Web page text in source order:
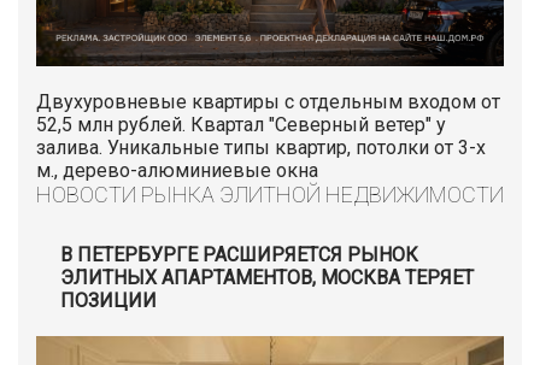
Двухуровневые квартиры с отдельным входом от
52,5 млн рублей. Квартал "Северный ветер" у
залива. Уникальные типы квартир, потолки от 3-х
м., дерево-алюминиевые окна
НОВОСТИ РЫНКА ЭЛИТНОЙ НЕДВИЖИМОСТИ
В ПЕТЕРБУРГЕ РАСШИРЯЕТСЯ РЫНОК
ЭЛИТНЫХ АПАРТАМЕНТОВ, МОСКВА ТЕРЯЕТ
ПОЗИЦИИ